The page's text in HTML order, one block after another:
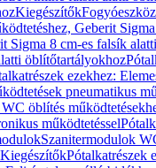
Kiegészítők
Geberit
Sigma 8 cm-es falsík
öblítőtartályokhoz
ezekhez:
pneumatikus
öblítés
működtetéssel
Szanitermodulok
KiegészítőkPótalkatrészek